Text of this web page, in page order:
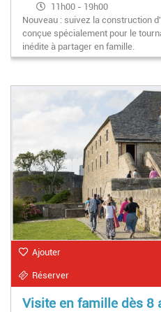
11h00 - 19h00
Nouveau : suivez la construction
conçue spécialement pour le
inédite à partager en famille.
Ajouter
Réserver
Visite en famille dès 8